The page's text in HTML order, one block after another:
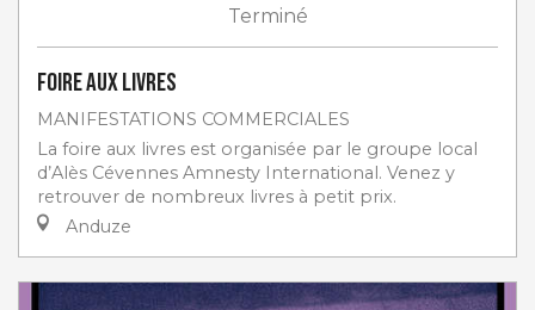
Terminé
Foire aux livres
MANIFESTATIONS COMMERCIALES
La foire aux livres est organisée par le groupe local
d’Alès Cévennes Amnesty International. Venez y
retrouver de nombreux livres à petit prix.
Anduze